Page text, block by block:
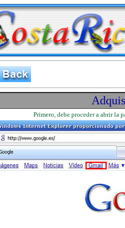
Primero, debe proceder a abrir la